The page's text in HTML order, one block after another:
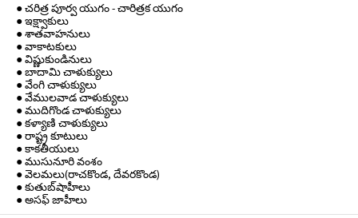
● చరిత్ర పూర్వ యుగం - చారిత్రక యుగం
● ఇక్ష్వాకులు
● శాతవాహనులు
● వాకాటకులు
● విష్ణుకుండినులు
● బాదామి చాళుక్యులు
● వేంగి చాళుక్యులు
● వేములవాడ చాళుక్యులు
● ముదిగొండ చాళుక్యులు
● కళ్యాణి చాళుక్యులు
● రాష్ట్ర కూటులు
● కాకతీయులు
● ముసునూరి వంశం
● వెలమలు(రాచకొండ, దేవరకొండ)
● కుతుబ్‌షాహీలు
● అసఫ్ జాహీలు